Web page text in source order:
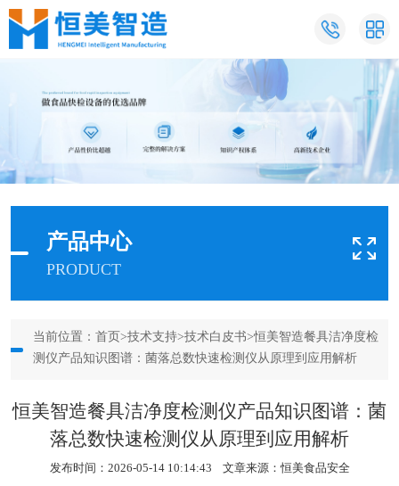
产品中心
PRODUCT
当前位置： 首页 >技术支持>技术白皮书>恒美智造餐具洁净度检
测仪产品知识图谱：菌落总数快速检测仪从原理到应用解析
恒美智造餐具洁净度检测仪产品知识图谱：菌
落总数快速检测仪从原理到应用解析
发布时间：2026-05-14 10:14:43 文章来源：恒美食品安全